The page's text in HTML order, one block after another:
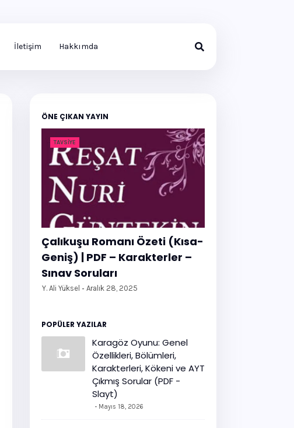
İletişim Hakkımda
ÖNE ÇIKAN YAYIN
TAVSIYE
Çalıkuşu Romanı Özeti (Kısa-
Geniş) | PDF – Karakterler –
Sınav Soruları
Y. Ali Yüksel Aralık 28, 2025
POPÜLER YAZILAR
Karagöz Oyunu: Genel
Özellikleri, Bölümleri,
Karakterleri, Kökeni ve AYT
Çıkmış Sorular (PDF -
Slayt)
Mayıs 18, 2026